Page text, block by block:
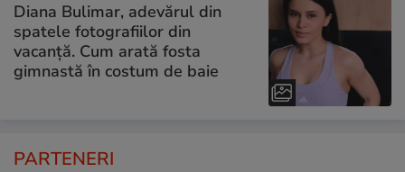
Diana Bulimar, adevărul din
spatele fotografiilor din
vacanță. Cum arată fosta
gimnastă în costum de baie
PARTENERI